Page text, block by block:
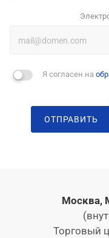
Я согласен на
ОТПРАВИТЬ
Москва,
Торговый